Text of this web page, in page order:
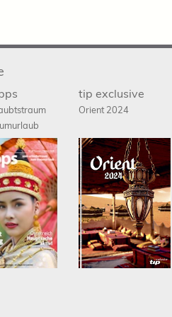
tip exclusive
Orient 2024